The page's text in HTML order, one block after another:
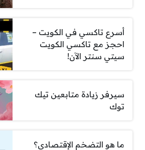
أسرع تاكسي في الكويت –
احجز مع تاكسي الكويت
سيتي سنتر الآن!
سيرفر زيادة متابعين تيك
توك
ما هو التضخم الإقتصادي؟